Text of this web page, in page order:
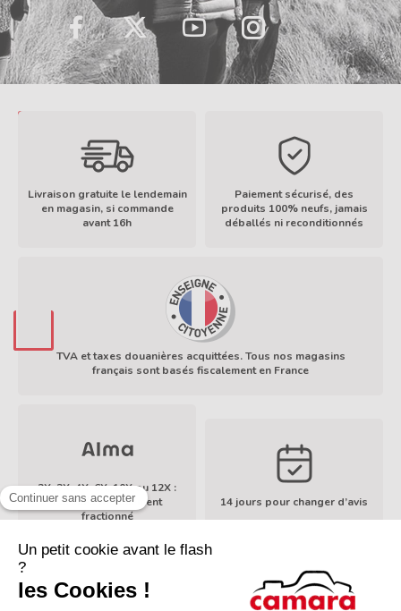
Facebook
Twitter YouTubeInstagram
LinkedIn
TikTok
Livraison gratuite le lendemain
en magasin, si commande
avant 16h
Paiement sécurisé, des
produits 100% neufs, jamais
déballés ni reconditionnés
TVA et taxes douanières acquittées. Tous nos magasins
français sont basés fiscalement en France
2X, 3X, 4X, 6X, 10X ou 12X :
Facilités de paiement
fractionné
14 jours pour changer d’avis